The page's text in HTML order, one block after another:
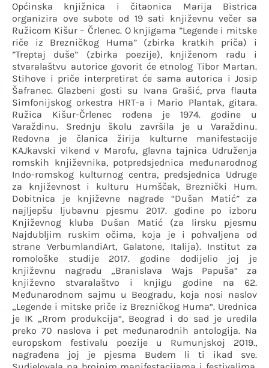
Općinska knjižnica i čitaonica Marija Bistrica
organizira ove subote od 19 sati književnu večer sa
Ružicom Kišur – Črlenec. O knjigama ”Legende i mitske
riče iz Brezničkog Huma” (zbirka kratkih priča) i
”Treptaj duše” (zbirka poezije), knjiženom radu i
stvaralaštvu autorice govorit će etnolog Tibor Martan.
Stihove i priče interpretirat će sama autorica i Josip
Šafranec. Glazbeni gosti su Ivana Grašić, prva flauta
Simfonijskog orkestra HRT-a i Mario Plantak, gitara.
Ružica Kišur-Črlenec rođena je 1974. godine u
Varaždinu. Srednju školu završila je u Varaždinu.
Redovna je članica žirija kulturne manifestacije
KAJkavski vikend v Marofu, glavna tajnica Udruženja
romskih književnika, potpredsjednica međunarodnog
Indo-romskog kulturnog centra, predsjednica Udruge
za književnost i kulturu Humščak, Breznički Hum.
Dobitnica je književne nagrade “Dušan Matić” za
najljepšu ljubavnu pjesmu 2017. godine po izboru
Književnog kluba Dušan Matić (za lirsku pjesmu
Najdubljim ruskim očima, koja je i pohvaljena od
strane VerbumlandiArt, Galatone, Italija). Institut za
romološke studije 2017. godine dodijelio joj je
književnu nagradu „Branislava Wajs Papuša“ za
književno stvaralaštvo i knjigu godine na 62.
Međunarodnom sajmu u Beogradu, koja nosi naslov
„Legende i mitske priče iz Brezničkog Huma“. Urednica
je IK „Rrom produkcija“, Beograd i do sad je uredila
preko 70 naslova i pet međunarodnih antologija. Na
europskom festivalu poezije u Rumunjskoj 2019.,
nagrađena joj je pjesma Budem li ti ikad sve.